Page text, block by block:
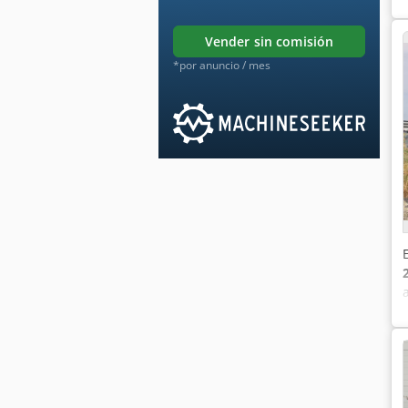
vender sin comisión
*por anuncio / mes